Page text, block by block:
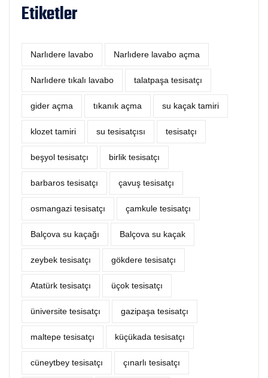
Etiketler
Narlıdere lavabo Narlıdere lavabo açma
Narlıdere tıkalı lavabo talatpaşa tesisatçı
‎gider açma tıkanık açma su kaçak tamiri
klozet tamiri su tesisatçısı tesisatçı
beşyol tesisatçı birlik tesisatçı
barbaros tesisatçı çavuş tesisatçı
osmangazi tesisatçı çamkule tesisatçı
Balçova su kaçağı Balçova su kaçak
zeybek tesisatçı gökdere tesisatçı
Atatürk tesisatçı üçok tesisatçı
üniversite tesisatçı gazipaşa tesisatçı
maltepe tesisatçı küçükada tesisatçı
cüneytbey tesisatçı çınarlı tesisatçı